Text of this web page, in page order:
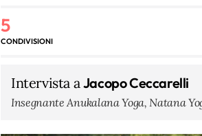
5
CONDIVISIONI
Intervista a Jacopo Ceccarelli
Insegnante Anukalana Yoga, Natana